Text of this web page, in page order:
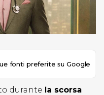
fonti preferite su Google
durante la scorsa